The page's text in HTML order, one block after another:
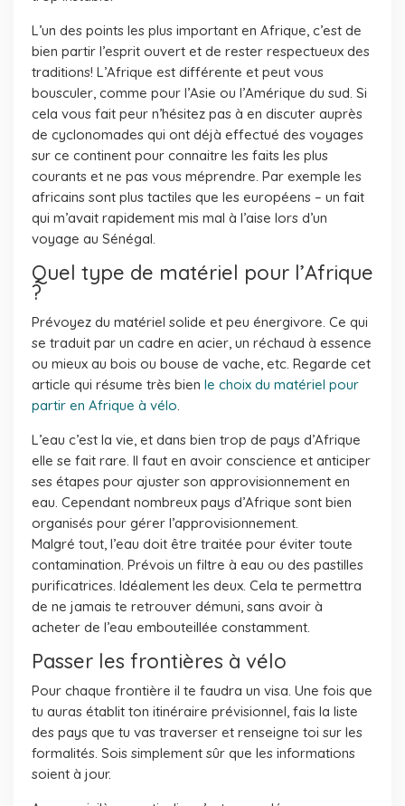
L’un des points les plus important en Afrique, c’est de
bien partir l’esprit ouvert et de rester respectueux des
traditions! L’Afrique est différente et peut vous
bousculer, comme pour l’Asie ou l’Amérique du sud. Si
cela vous fait peur n’hésitez pas à en discuter auprès
de cyclonomades qui ont déjà effectué des voyages
sur ce continent pour connaitre les faits les plus
courants et ne pas vous méprendre. Par exemple les
africains sont plus tactiles que les européens – un fait
qui m’avait rapidement mis mal à l’aise lors d’un
voyage au Sénégal.
Quel type de matériel pour l’Afrique
?
Prévoyez du matériel solide et peu énergivore. Ce qui
se traduit par un cadre en acier, un réchaud à essence
ou mieux au bois ou bouse de vache, etc. Regarde cet
article qui résume très bien le choix du matériel pour
partir en Afrique à vélo.
L’eau c’est la vie, et dans bien trop de pays d’Afrique
elle se fait rare. Il faut en avoir conscience et anticiper
ses étapes pour ajuster son approvisionnement en
eau. Cependant nombreux pays d’Afrique sont bien
organisés pour gérer l’approvisionnement.
Malgré tout, l’eau doit être traitée pour éviter toute
contamination. Prévois un filtre à eau ou des pastilles
purificatrices. Idéalement les deux. Cela te permettra
de ne jamais te retrouver démuni, sans avoir à
acheter de l’eau embouteillée constamment.
Passer les frontières à vélo
Pour chaque frontière il te faudra un visa. Une fois que
tu auras établit ton itinéraire prévisionnel, fais la liste
des pays que tu vas traverser et renseigne toi sur les
formalités. Sois simplement sûr que les informations
soient à jour.